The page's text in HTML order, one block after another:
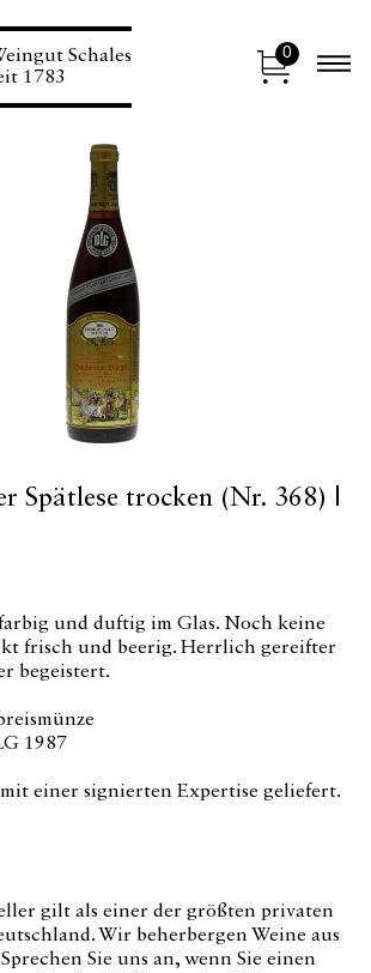
Schales
1783
0
Spätlese trocken (Nr. 368) |
und duftig im Glas. Noch keine
frisch und beerig. Herrlich gereifter
begeistert.
1987
einer signierten Expertise geliefert.
gilt als einer der größten privaten
Wir beherbergen Weine aus
Sie uns an, wenn Sie einen